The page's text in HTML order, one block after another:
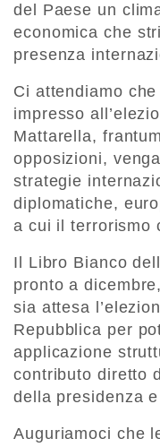
del Paese un
economica che
presenza
Ci attendiamo
impresso
Mattarella,
opposizioni,
strategie
diplomatiche,
a cui il terrorismo
Il Libro Bianco
pronto a
sia attesa
Repubblica per
applicazione
contributo diretto
della presidenza
Auguriamoci che